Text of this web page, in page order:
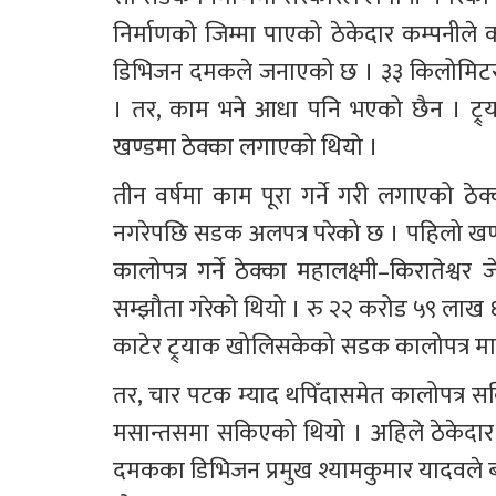
निर्माणको जिम्मा पाएको ठेकेदार
डिभिजन दमकले जनाएको छ । ३३
। तर, काम भने आधा पनि भएको छैन ।
खण्डमा ठेक्का लगाएको थियो ।
तीन वर्षमा काम पूरा गर्ने गरी
नगरेपछि सडक अलपत्र परेको छ । पहिलो
कालोपत्र गर्ने ठेक्का
सम्झौता गरेको थियो । रु २२ करोड ५९ लाख
काटेर ट्र्याक खोलिसकेको सडक कालोपत्र
तर, चार पटक म्याद थपिँदासमेत
मसान्तसमा सकिएको थियो । अहिले
दमकका डिभिजन प्रमुख श्यामकुमार यादवले